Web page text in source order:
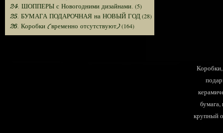
24. ШОППЕРЫ с Новогодними дизайнами. (5)
25. БУМАГА ПОДАРОЧНАЯ на НОВЫЙ ГОД(28)
26. Коробки (временно отсутствуют)(164)
крупный